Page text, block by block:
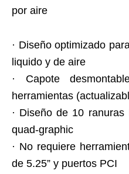
por aire
· Diseño optimizado
liquido y de aire
· Capote
herramientas
· Diseño de 10
quad-graphic
· No requiere
de 5.25” y puertos PCI